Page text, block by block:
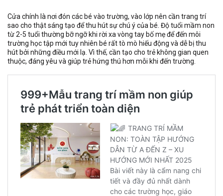
Cửa chính là nơi đón các bé vào trường, vào lớp nên cần trang trí
sao cho thật sáng tạo để thu hút sự chú ý của bé. Độ tuổi mầm non
từ 2-5 tuổi thường bỡ ngỡ khi rời xa vòng tay bố mẹ để đến môi
trường học tập mới tuy nhiên bé rất tò mò hiếu động và dễ bị thu
hút bởi những điều mới lạ. Vì thế, cần tạo cho trẻ không gian quen
thuộc, đáng yêu và giúp trẻ hứng thú hơn mỗi khi đến trường.